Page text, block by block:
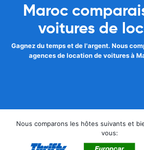
Maroc
voitures de
Gagnez du temps et de l'argent. Nous
agences de location de voitures à
Nous comparons les hôtes suivants et
vous: